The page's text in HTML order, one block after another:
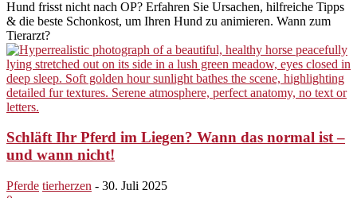
Hund frisst nicht nach OP? Erfahren Sie Ursachen, hilfreiche Tipps
& die beste Schonkost, um Ihren Hund zu animieren. Wann zum
Tierarzt?
Schläft Ihr Pferd im Liegen? Wann das normal ist –
und wann nicht!
Pferde tierherzen - 30. Juli 2025